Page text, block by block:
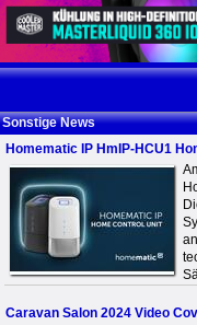
Sonstige News
Homematic IP HmIP-HCU1
Caravan Salon 2024 Video